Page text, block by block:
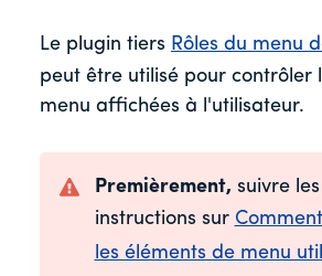
Le plugin tiers Rôles du menu
peut être utilisé pour contrôler
menu affichées à l'utilisateur.
Premièrement, suivre les
instructions sur
les éléments de menu